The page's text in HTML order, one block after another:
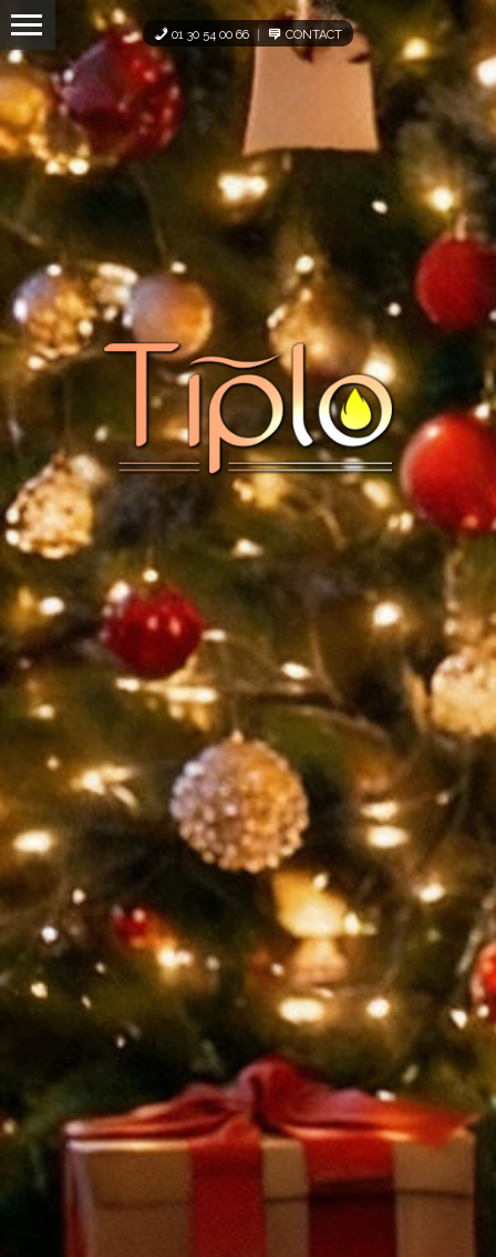
Panneau de gestion des cookies
01 30 54 00 66 CONTACT